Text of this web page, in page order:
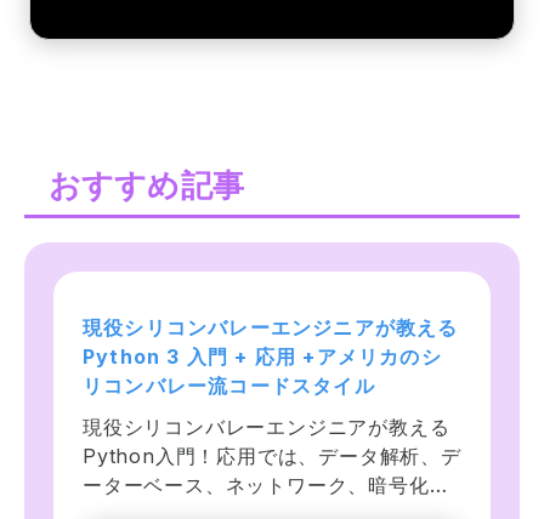
おすすめ記事
現役シリコンバレーエンジニアが教える
Python 3 入門 + 応用 +アメリカのシ
リコンバレー流コードスタイル
現役シリコンバレーエンジニアが教える
Python入門！応用では、データ解析、デ
ーターベース、ネットワーク、暗号化、
【未経験からエンジニア】Python入門
基礎文法徹底解説:チュートリアル網羅
で初心者でもプログラミングできるよう
になる
現役エンジニアによる基礎文法徹底解説
&ハンズオン。未経験者には意味不明な
【世界で55万人が受講】データサイエ
ンティストを目指すあなたへ〜データサ
イエンス25時間ブートキャンプ〜
機械学習・ディープラーニング・人工知
能に関するビジネス上の課題を、回帰分
析・ニューラルネットワーク・K平均法